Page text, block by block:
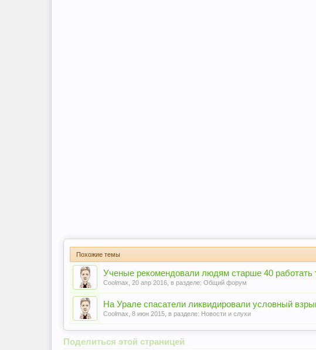
Похожие темы
Ученые рекомендовали людям старше 40 работать
Coolmax 20 апр 2016 , в разделе: Общий форум
На Урале спасатели ликвидировали условный
Coolmax 8 июн 2015 , в разделе: Новости и слухи
Поделиться этой страницей